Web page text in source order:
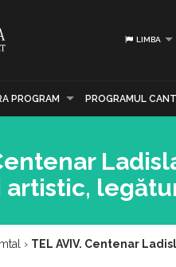
LIMBA
PROGRAM PROGRAMUL
artistic,
› TEL AVIV. Centenar